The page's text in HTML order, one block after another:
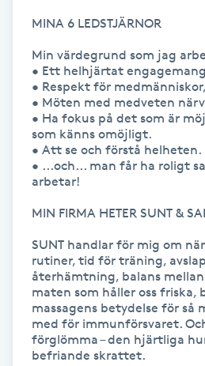
Katun fransar
Kemisk peeling
Keratinbehandling
Kinesisk medicin
Kiropraktik
Klangmassage
MINA 6 LEDSTJÄRNOR
Min värdegrund som jag
• Ett helhjärtat
• Respekt för
• Möten med medveten
• Ha fokus på det som är
som känns omöjligt.
• Att se och förstå helheten.
• ...och... man får ha roligt
arbetar!
MIN FIRMA HETER SUNT &
SUNT handlar för mig om
rutiner, tid för träning,
återhämtning, balans
maten som håller oss friska,
massagens betydelse för så
med för immunförsvaret.
förglömma – den hjärtliga
befriande skrattet.